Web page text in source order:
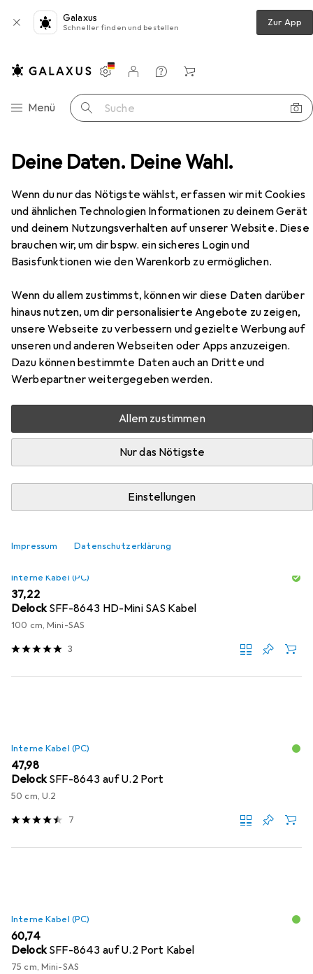
Deine Daten. Deine Wahl.
Wenn du nur das Nötigste wählst, erfassen wir mit Cookies
und ähnlichen Technologien Informationen zu deinem Gerät
und deinem Nutzungsverhalten auf unserer Website. Diese
brauchen wir, um dir bspw. ein sicheres Login und
Basisfunktionen wie den Warenkorb zu ermöglichen.
Wenn du allem zustimmst, können wir diese Daten darüber
hinaus nutzen, um dir personalisierte Angebote zu zeigen,
unsere Webseite zu verbessern und gezielte Werbung auf
unseren und anderen Webseiten oder Apps anzuzeigen.
Dazu können bestimmte Daten auch an Dritte und
Werbepartner weitergegeben werden.
Allem zustimmen
Nur das Nötigste
Einstellungen
Impressum Datenschutzerklärung
Galaxus
Schneller finden und bestellen Zur App
Navigation nach Kategorien
Menü Suche
Einstellungen
Kundenkonto
Vergleichslisten
Merklisten
Warenkorb
Host Bus Adapter PCI-Ex4v4 -1xSFF-8643 NVMe U.2
EUR
27,11
Delock
Host Bus Adapter PCI-Ex4v4
-1xSFF-8643 NVMe U.2
Adapter PCI-Ex4v4 -1xSFF-8643
NVMe U.2
Hier findest du passendes Zubehör zum Produkt Delock
Host Bus Adapter PCI-Ex4v4 -1xSFF-8643 NVMe U.2 aus
Relevanz
Produktliste
Interne Kabel (PC)
EUR
37,22
Delock SFF-8643 HD-Mini SAS Kabel
100 cm, Mini-SAS
3
Interne Kabel (PC)
EUR
47,98
Delock SFF-8643 auf U.2 Port
50 cm, U.2
7
Interne Kabel (PC)
EUR
60,74
Delock SFF-8643 auf U.2 Port Kabel
75 cm, Mini-SAS